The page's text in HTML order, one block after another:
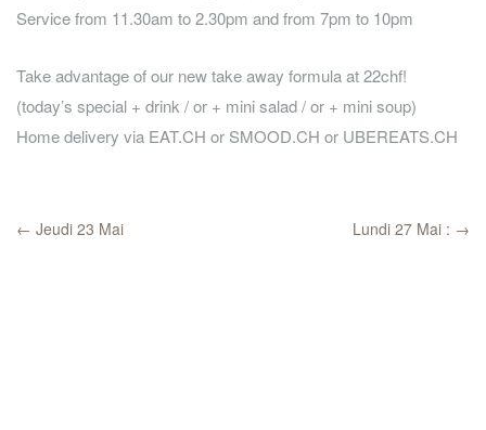
Service from 11.30am to 2.30pm and from 7pm to 10pm
Take advantage of our new take away formula at 22chf!
(today’s special + drink / or + mini salad / or + mini soup)
Home delivery via EAT.CH or SMOOD.CH or UBEREATS.CH
← Jeudi 23 Mai Lundi 27 Mai : →